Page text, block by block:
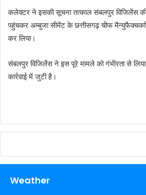
कलेक्टर ने इसकी सूचना तत्काल संबलपुर विजिलेंस की
पहुंचकर अम्बुजा सीमेंट के छत्तीसगढ़ चीफ
कर लिया।
संबलपुर विजिलेंस ने इस पूरे मामले को गंभीरता से
कार्रवाई में जुटी है।
Weather